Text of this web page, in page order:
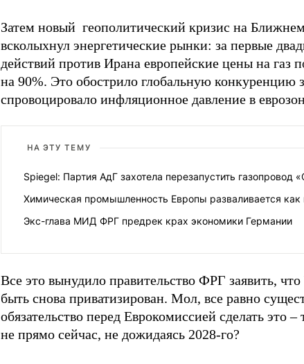
Затем новый геополитический кризис на
всколыхнул энергетические рынки: за первые
действий против Ирана европейские цены на газ
на 90%. Это обострило глобальную конкуренцию
спровоцировало инфляционное давление в
НА ЭТУ ТЕМУ
Spiegel: Партия АдГ захотела перезапустить газопровод
Химическая промышленность Европы разваливается
Экс-глава МИД ФРГ предрек крах экономики Германии
Все это вынудило правительство ФРГ заявить,
быть снова приватизирован. Мол, все равно
обязательство перед Еврокомиссией сделать это
не прямо сейчас, не дожидаясь 2028-го?